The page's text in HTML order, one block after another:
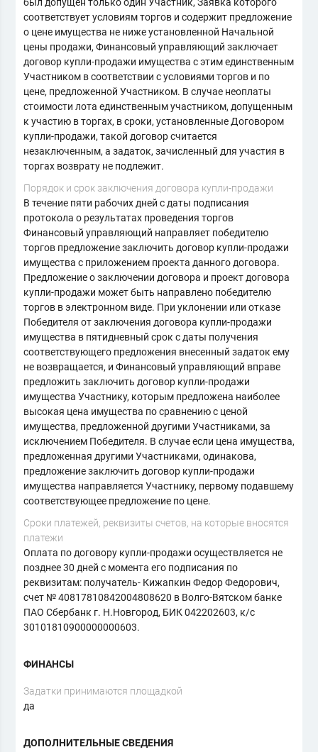
соответствует условиям торгов и содержит предложение
о цене имущества не ниже установленной Начальной
цены продажи, Финансовый управляющий заключает
договор купли-продажи имущества с этим единственным
Участником в соответствии с условиями торгов и по
цене, предложенной Участником. В случае неоплаты
стоимости лота единственным участником, допущенным
к участию в торгах, в сроки, установленные Договором
купли-продажи, такой договор считается
незаключенным, а задаток, зачисленный для участия в
торгах возврату не подлежит.
Порядок и срок заключения договора купли-продажи
В течение пяти рабочих дней с даты подписания
протокола о результатах проведения торгов
Финансовый управляющий направляет победителю
торгов предложение заключить договор купли-продажи
имущества с приложением проекта данного договора.
Предложение о заключении договора и проект договора
купли-продажи может быть направлено победителю
торгов в электронном виде. При уклонении или отказе
Победителя от заключения договора купли-продажи
имущества в пятидневный срок с даты получения
соответствующего предложения внесенный задаток ему
не возвращается, и Финансовый управляющий вправе
предложить заключить договор купли-продажи
имущества Участнику, которым предложена наиболее
высокая цена имущества по сравнению с ценой
имущества, предложенной другими Участниками, за
исключением Победителя. В случае если цена имущества,
предложенная другими Участниками, одинакова,
предложение заключить договор купли-продажи
имущества направляется Участнику, первому подавшему
соответствующее предложение по цене.
Сроки платежей, реквизиты счетов, на которые вносятся
платежи
Оплата по договору купли-продажи осуществляется не
позднее 30 дней с момента его подписания по
реквизитам: получатель- Кижапкин Федор Федорович,
счет № 40817810842004808620 в Волго-Вятском банке
ПАО Сбербанк г. Н.Новгород, БИК 042202603, к/с
30101810900000000603.
ФИНАНСЫ
Задатки принимаются площадкой
да
ДОПОЛНИТЕЛЬНЫЕ СВЕДЕНИЯ